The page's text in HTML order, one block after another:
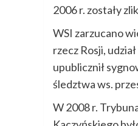
2006 r. zostały
WSI zarzucano
rzecz Rosji,
upublicznił
śledztwa ws.
W 2008 r.